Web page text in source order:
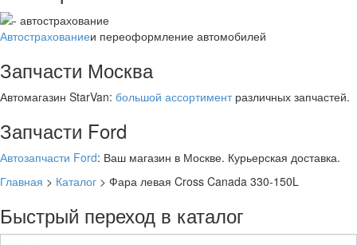
Автострахованиеи переоформление автомобилей
Запчасти Москва
Автомагазин StarVan: большой ассортиментразличных запчастей.
Запчасти Ford
Автозапчасти Ford: Ваш магазин в Москве. Курьерская доставка.
Главная > Каталог > Фара левая Cross Canada 330-150L
Быстрый переход в каталог